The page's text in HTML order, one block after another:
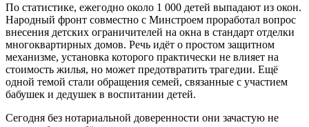
По статистике, ежегодно около 1 000 детей выпадают из окон.
Народный фронт совместно с Минстроем проработал вопрос
внесения детских ограничителей на окна в стандарт отделки
многоквартирных домов. Речь идёт о простом защитном
механизме, установка которого практически не влияет на
стоимость жилья, но может предотвратить трагедии. Ещё
одной темой стали обращения семей, связанные с участием
бабушек и дедушек в воспитании детей.
Сегодня без нотариальной доверенности они зачастую не